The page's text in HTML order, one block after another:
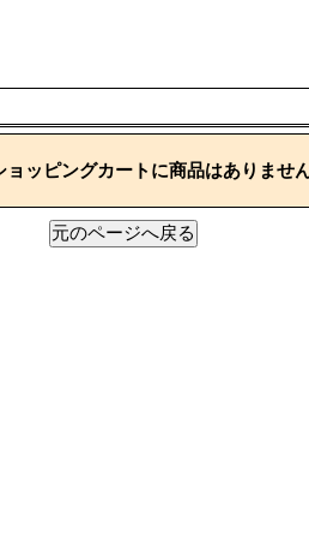
ョッピングカートに商品はありません